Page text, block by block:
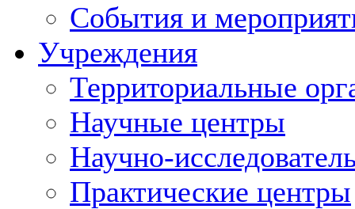
События и
Учреждения
Территориальные
Научные центры
Научно-
Практические центры